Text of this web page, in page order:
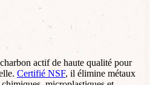
actif de haute qualité pour
Certifié NSF, il élimine métaux